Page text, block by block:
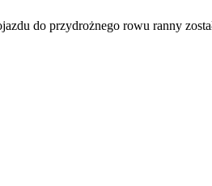
do przydrożnego rowu ranny